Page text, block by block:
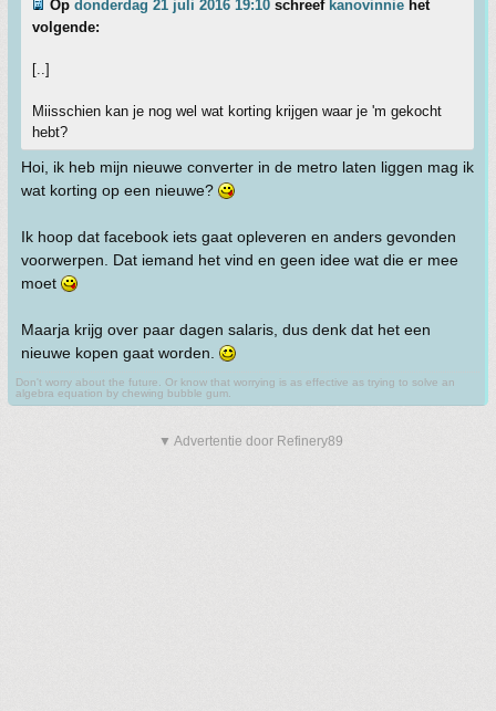
Op donderdag 21 juli 2016 19:10 schreef kanovinnie het
volgende:
[..]
Miisschien kan je nog wel wat korting krijgen waar je 'm gekocht
hebt?
Hoi, ik heb mijn nieuwe converter in de metro laten liggen mag ik
wat korting op een nieuwe?
Ik hoop dat facebook iets gaat opleveren en anders gevonden
voorwerpen. Dat iemand het vind en geen idee wat die er mee
moet
Maarja krijg over paar dagen salaris, dus denk dat het een
nieuwe kopen gaat worden.
Don't worry about the future. Or know that worrying is as effective as trying to solve an
algebra equation by chewing bubble gum.
▼ Advertentie door Refinery89